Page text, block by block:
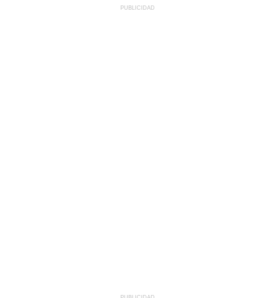
PUBLICIDAD